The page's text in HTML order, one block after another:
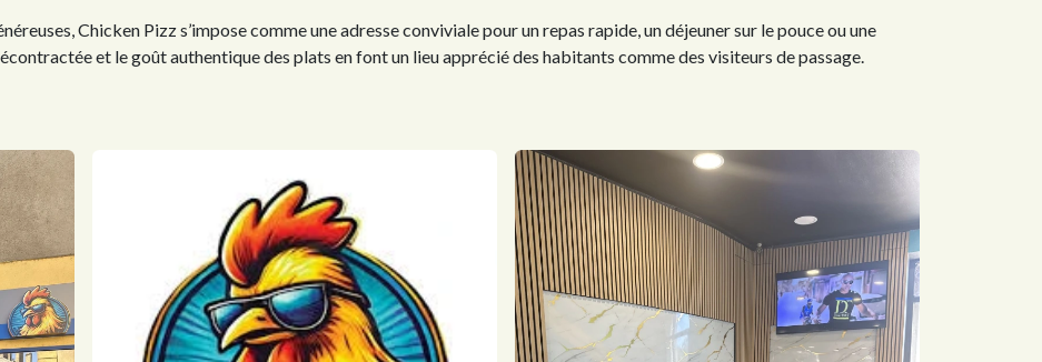
Chicken Pizz s’impose comme une adresse conviviale pour un repas rapide, un déjeuner sur le pouce ou une
et le goût authentique des plats en font un lieu apprécié des habitants comme des visiteurs de passage.